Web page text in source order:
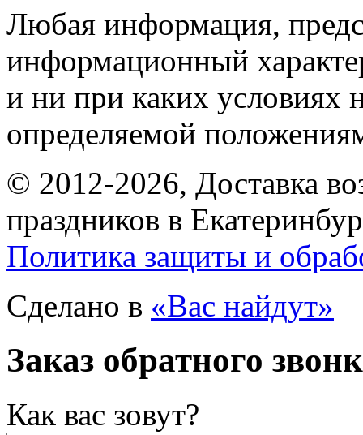
Любая информация,
информационный
и ни при каких условиях
определяемой
© 2012-2026, Доставка
праздников в
Политика защиты и
Сделано в «Вас найдут»
Заказ обратного
Как вас зовут?